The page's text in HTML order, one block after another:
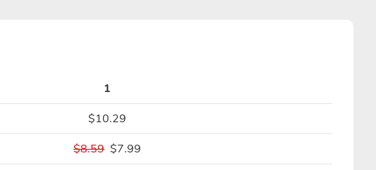
1
$10.29
$8.59 $7.99